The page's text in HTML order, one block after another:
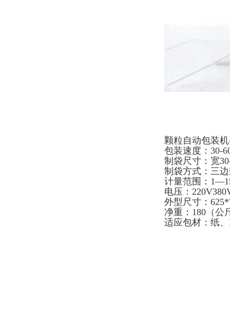
颗粒自动包装
包装速度：30-
制袋尺寸：宽
制袋方式：三
计量范围：
电压：
外型尺寸：
净重：180（公
适应包材：纸